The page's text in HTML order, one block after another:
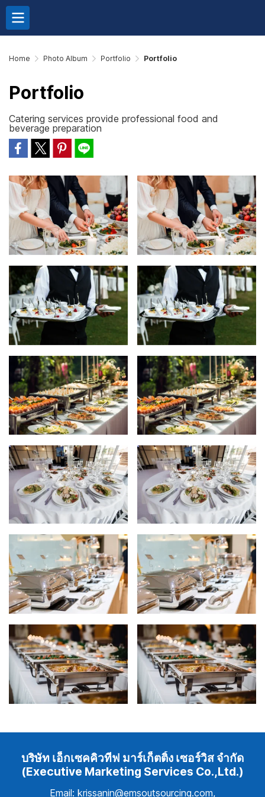
Home Photo Album Portfolio Portfolio
Portfolio
Catering services provide professional food and
beverage preparation
บริษัท เอ็กเซคคิวทีฟ มาร์เก็ตติ้ง เซอร์วิส จำกัด
(Executive Marketing Services Co.,Ltd.)
Email: krissanin@emsoutsourcing.com,